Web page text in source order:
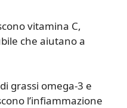
vitamina C,
che aiutano a
grassi omega-3 e
l’infiammazione